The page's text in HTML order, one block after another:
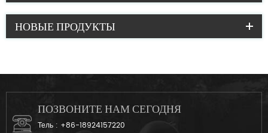
НОВЫЕ ПРОДУКТЫ
ПОЗВОНИТЕ НАМ СЕГОДНЯ
Тель : +86-18924157220